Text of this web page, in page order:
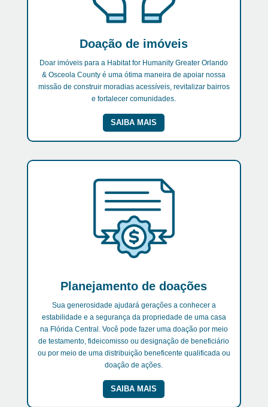
Doação de imóveis
Doar imóveis para a Habitat for Humanity Greater Orlando
& Osceola County é uma ótima maneira de apoiar nossa
missão de construir moradias acessíveis, revitalizar bairros
e fortalecer comunidades.
SAIBA MAIS
Planejamento de doações
Sua generosidade ajudará gerações a conhecer a
estabilidade e a segurança da propriedade de uma casa
na Flórida Central. Você pode fazer uma doação por meio
de testamento, fideicomisso ou designação de beneficiário
ou por meio de uma distribuição beneficente qualificada ou
doação de ações.
SAIBA MAIS